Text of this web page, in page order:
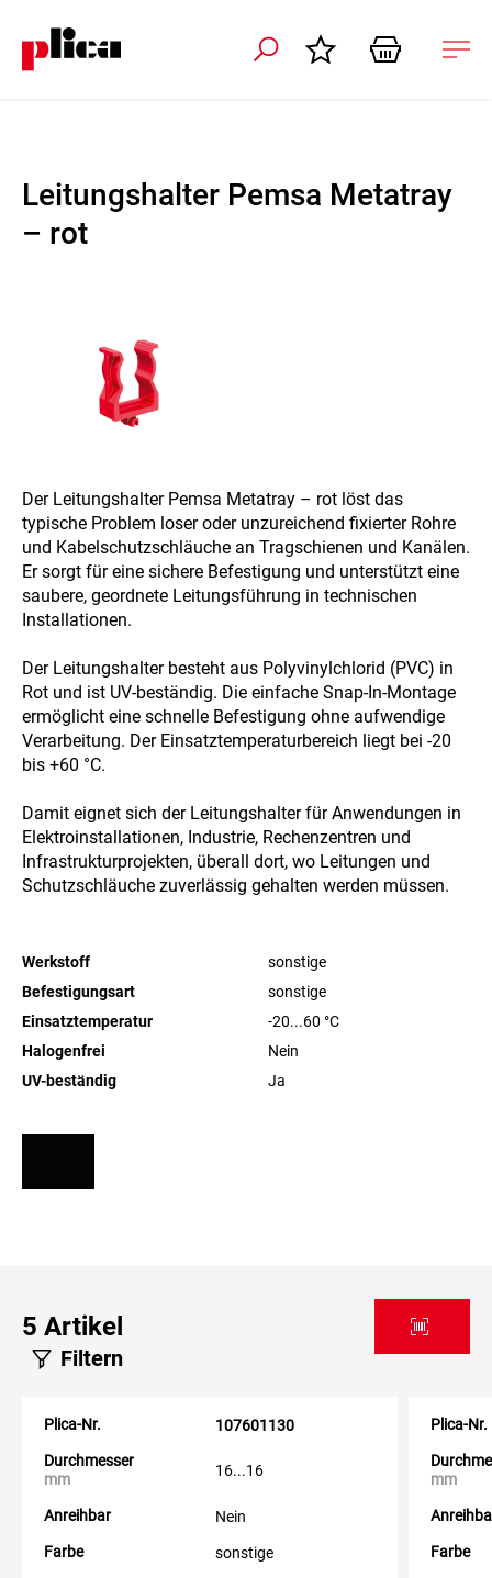
Leitungshalter Pemsa Metatray
– rot
Der Leitungshalter Pemsa Metatray – rot löst das
typische Problem loser oder unzureichend fixierter Rohre
und Kabelschutzschläuche an Tragschienen und Kanälen.
Er sorgt für eine sichere Befestigung und unterstützt eine
saubere, geordnete Leitungsführung in technischen
Installationen.
Der Leitungshalter besteht aus Polyvinylchlorid (PVC) in
Rot und ist UV-beständig. Die einfache Snap-In-Montage
ermöglicht eine schnelle Befestigung ohne aufwendige
Verarbeitung. Der Einsatztemperaturbereich liegt bei -20
bis +60 °C.
Damit eignet sich der Leitungshalter für Anwendungen in
Elektroinstallationen, Industrie, Rechenzentren und
Infrastrukturprojekten, überall dort, wo Leitungen und
Schutzschläuche zuverlässig gehalten werden müssen.
Werkstoff
sonstige
Befestigungsart
sonstige
Einsatztemperatur
-20...60 °C
Halogenfrei
Nein
UV-beständig
Ja
5 Artikel
Filtern
Plica-Nr.
107601130
Durchmesser
mm
16...16
Anreihbar
Nein
Farbe
sonstige
Plica-Nr.
mm
Farbe